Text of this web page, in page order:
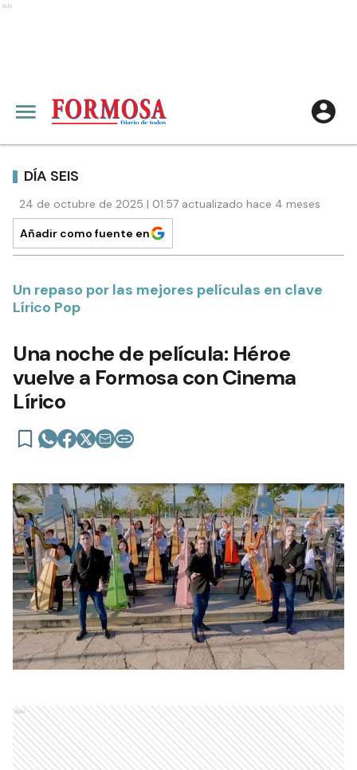
Ads
DÍA SEIS
24 de octubre de 2025 | 01:57 actualizado hace 4 meses
Añadir como fuente en
Un repaso por las mejores películas en clave
Lírico Pop
Una noche de película: Héroe
vuelve a Formosa con Cinema
Lírico
Ads